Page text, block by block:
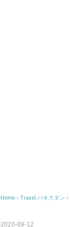
Home › Travel パキスタン ›
2020-09-12